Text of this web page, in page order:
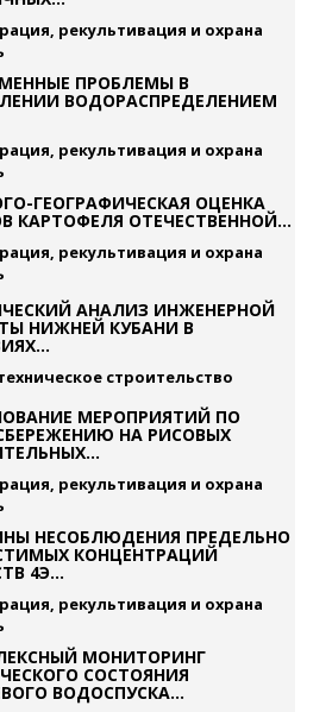
рекультивация и охрана
ПРОБЛЕМЫ В
ВОДОРАСПРЕДЕЛЕНИЕМ
рекультивация и охрана
ГЕОГРАФИЧЕСКАЯ ОЦЕНКА
КАРТОФЕЛЯ ОТЕЧЕСТВЕННОЙ...
рекультивация и охрана
АНАЛИЗ ИНЖЕНЕРНОЙ
НИЖНЕЙ КУБАНИ В
строительство
МЕРОПРИЯТИЙ ПО
НА РИСОВЫХ
рекультивация и охрана
НЕСОБЛЮДЕНИЯ ПРЕДЕЛЬНО
КОНЦЕНТРАЦИЙ
4Э...
рекультивация и охрана
МОНИТОРИНГ
СОСТОЯНИЯ
ВОДОСПУСКА...